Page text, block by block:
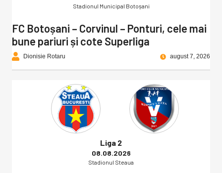
Stadionul Municipal Botoșani
FC Botoșani – Corvinul – Ponturi, cele mai
bune pariuri și cote Superliga
Dionisie Rotaru august 7, 2026
Liga 2
08.08.2026
Stadionul Steaua